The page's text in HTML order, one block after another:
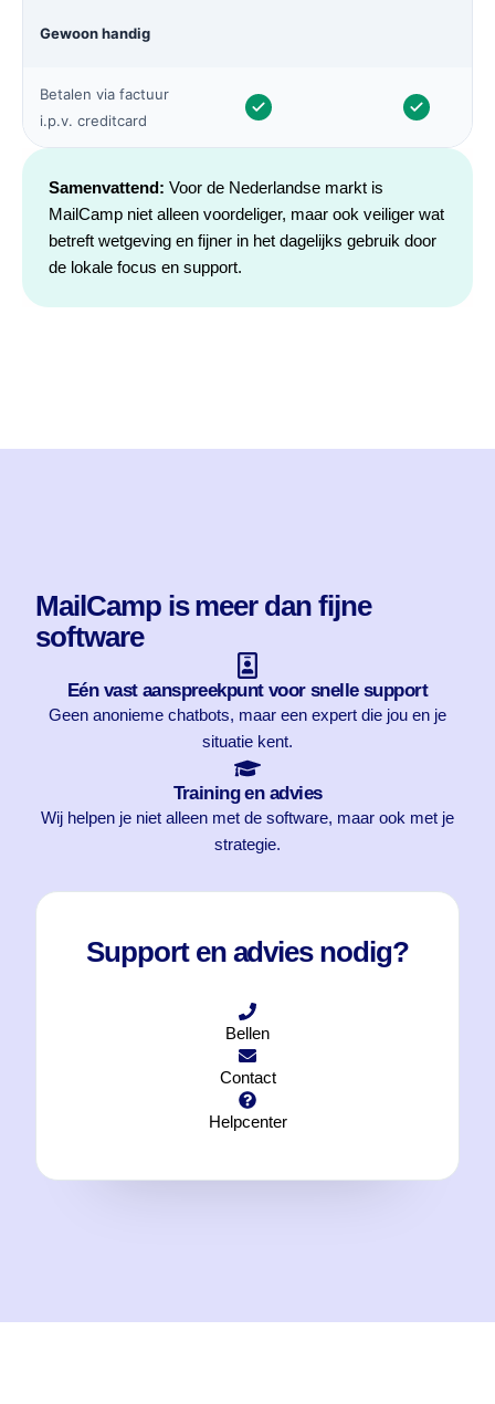
Gewoon handig
Betalen via factuur
i.p.v. creditcard
Samenvattend: Voor de Nederlandse markt is
MailCamp niet alleen voordeliger, maar ook veiliger wat
betreft wetgeving en fijner in het dagelijks gebruik door
de lokale focus en support.
MailCamp is meer dan fijne
software
Eén vast aanspreekpunt voor snelle support
Geen anonieme chatbots, maar een expert die jou en je
situatie kent.
Training en advies
Wij helpen je niet alleen met de software, maar ook met je
strategie.
Support en advies nodig?
Bellen
Contact
Helpcenter